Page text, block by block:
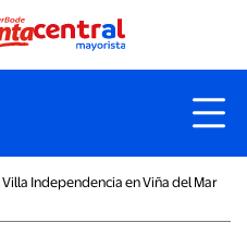
Independencia en Viña del Mar